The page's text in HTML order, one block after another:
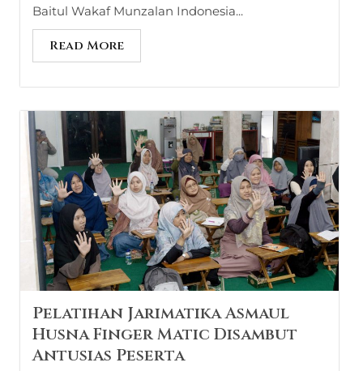
Baitul Wakaf Munzalan Indonesia...
Read More
Pelatihan Jarimatika Asmaul
Husna Finger Matic Disambut
Antusias Peserta